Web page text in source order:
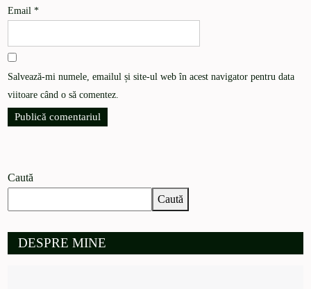
Email*
Salvează-mi numele, emailul și site-ul web în acest navigator pentru data
viitoare când o să comentez.
Caută
Caută
DESPRE MINE